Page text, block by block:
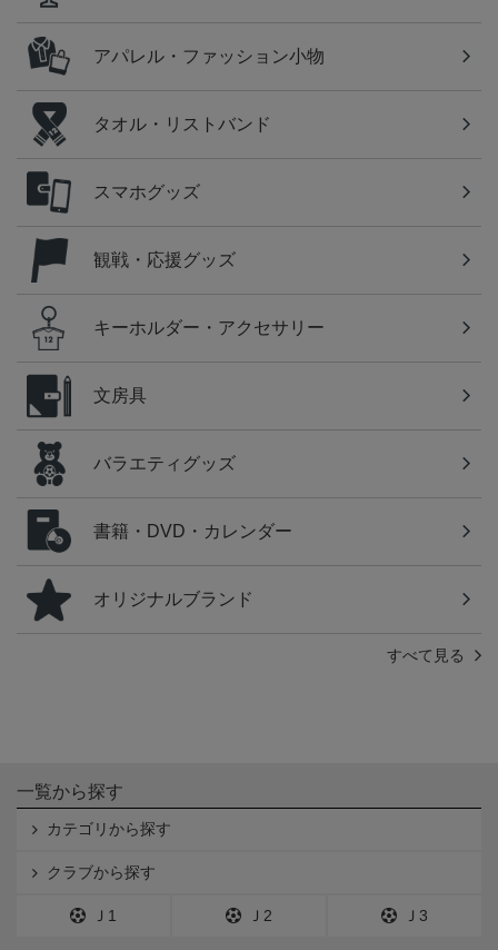
アパレル・ファッション小物
タオル・リストバンド
スマホグッズ
観戦・応援グッズ
キーホルダー・アクセサリー
文房具
バラエティグッズ
書籍・DVD・カレンダー
オリジナルブランド
すべて見る
一覧から探す
カテゴリから探す
クラブから探す
Ｊ1 Ｊ2 Ｊ3